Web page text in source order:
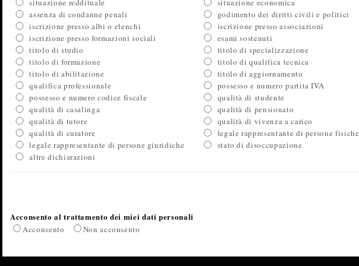
situazione reddituale
situazione economica
assenza di condanne penali
godimento dei diritti civili e politici
iscrizione presso albi o elenchi
iscrizione presso associazioni
iscrizione presso formazioni sociali
esami sostenuti
titolo di studio
titolo di specializzazione
titolo di formazione
titolo di qualifica tecnica
titolo di abilitazione
titolo di aggiornamento
qualifica professionale
possesso e numero partita IVA
possesso e numero codice fiscale
qualità di studente
qualità di casalinga
qualità di pensionato
qualità di tutore
qualità di vivenza a carico
qualità di curatore
legale rappresentante di persone fisiche
legale rappresentante di persone giuridiche
stato di disoccupazione
altre dichiarazioni
Acconsento al trattamento dei miei dati personali
Acconsento Non acconsento